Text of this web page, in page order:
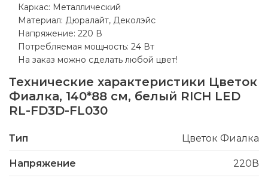
Каркас: Металлический
Материал: Дюралайт, Деколэйс
Напряжение: 220 В
Потребляемая мощность: 24 Вт
На заказ можно сделать любой цвет!
Технические характеристики Цветок
Фиалка, 140*88 см, белый RICH LED
RL-FD3D-FL030
Тип Цветок Фиалка
Напряжение 220В